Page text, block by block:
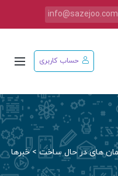
info@sazejoo.com
حساب کاربری
>خبرها